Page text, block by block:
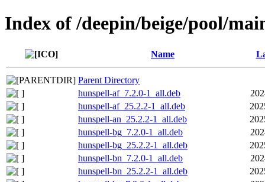
Index of /deepin/beige/pool/
Name
Parent Directory
hunspell-af_7.2.0-1_all.deb
hunspell-af_25.2.2-1_all.deb
hunspell-an_25.2.2-1_all.deb
hunspell-bg_7.2.0-1_all.deb
hunspell-bg_25.2.2-1_all.deb
hunspell-bn_7.2.0-1_all.deb
hunspell-bn_25.2.2-1_all.deb